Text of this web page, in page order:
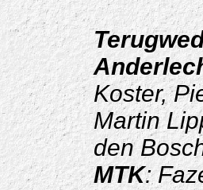
Koster,
Martin
den
MTK: